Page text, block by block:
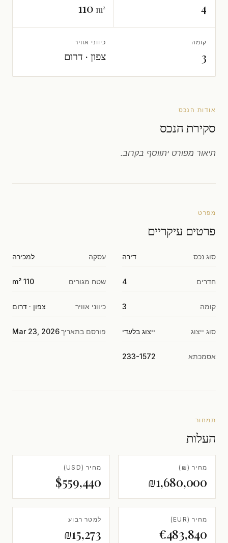
4
110 m²
קומה
3
כיווני אוויר
צפון · דרום
אודות הנכס
סקירת הנכס
תיאור מפורט יתווסף בקרוב.
מפרט
פרטים עיקריים
סוג נכס דירה עסקה למכירה
חדרים 4 שטח מגורים 110 m²
קומה 3 כיווני אוויר צפון · דרום
סוג ייצוג ייצוג בלעדי פורסם בתאריךMar 23, 2026
אסמכתא 233-1572
תמחור
העלות
מחיר (₪)
₪1,680,000
מחיר (USD)
$559,440
מחיר (EUR)
€483,840
למטר רבוע
₪15,273